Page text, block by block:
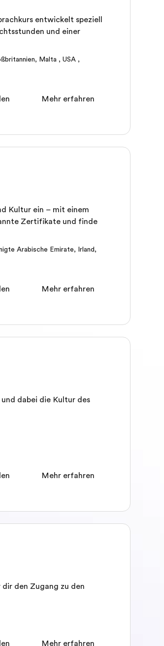
entwickelt speziell
und einer
, Malta , USA ,
Mehr erfahren
Kultur ein – mit einem
Zertifikate und finde
Arabische Emirate, Irland,
Mehr erfahren
dabei die Kultur des
Mehr erfahren
dir den Zugang zu den
Mehr erfahren